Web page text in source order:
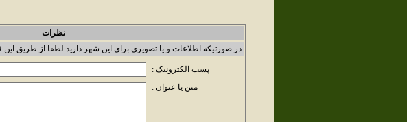
نظرات
در صورتیکه اطلاعات و یا تصویری برای این شهر دارید لطفا از طریق این
پست الکترونیک :
متن یا عنوان :